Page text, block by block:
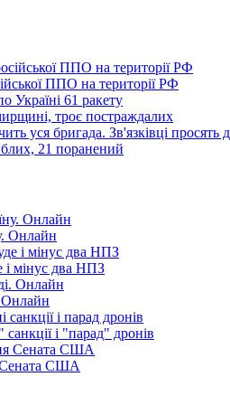
ППО на території РФ
Україні 61 ракету
троє постраждалих
уся бригада. Зв'язківці просять
21 поранений
Онлайн
і мінус два НПЗ
Онлайн
і "парад" дронів
Сената США